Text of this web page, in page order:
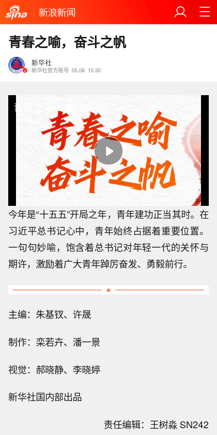
新浪新闻
青春之喻，奋斗之帆
新华社
新华社官方账号 05.06 15:30
青春之喻，奋斗之帆
今年是“十五五”开局之年，青年建功正当其时。在
习近平总书记心中，青年始终占据着重要位置。
一句句妙喻，饱含着总书记对年轻一代的关怀与
期许，激励着广大青年踔厉奋发、勇毅前行。
主编：朱基钗、许晟
制作：栾若卉、潘一景
视觉：郝晓静、李晓婷
新华社国内部出品
责任编辑：王树淼 SN242